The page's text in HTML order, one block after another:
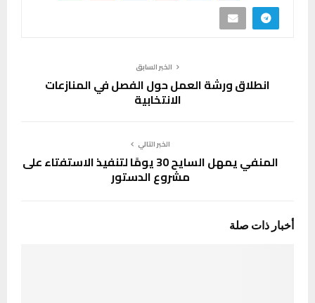
الخبر السابق
انطلاق ورشة العمل حول الفصل في المنازعات
الانتخابية
الخبر التالي
المنفي يمهل السايح 30 يومًا لتنفيذ الاستفتاء على
مشروع الدستور
أخبار ذات صلة